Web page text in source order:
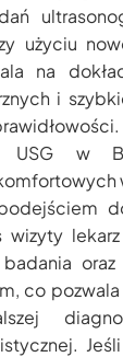
użyciu
na
i
USG w
wizyty
oraz
co